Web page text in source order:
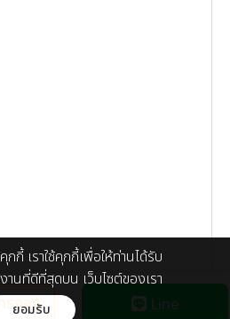
รจอง Line
กกี้ เราใช้คุกกี้เพื่อให้ท่านได้รับ
านที่ดีที่สุดบน เว็บไซต์ของเรา
ยอมรับ